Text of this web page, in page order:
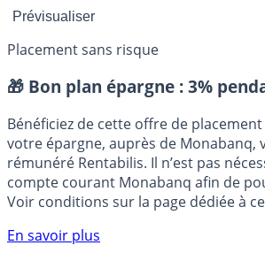
Placement sans risque
🎁 Bon plan épargne : 3%
Bénéficiez de cette offre de placement
votre épargne, auprès de Monabanq,
rémunéré Rentabilis. Il n’est pas
Voir conditions sur la page dédiée à